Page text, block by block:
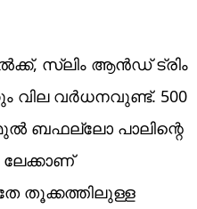
സ്ലിം ആന്‍ഡ് ട്രിം
വില വര്‍ധനവുണ്ട്. 500
ബഫല്ലോ പാലിന്റെ
ലേക്കാണ്
തൂക്കത്തിലുള്ള